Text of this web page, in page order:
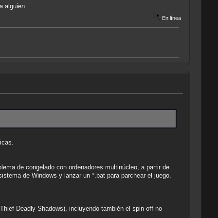
alguien...
En línea
de congelado con ordenadores multinúcleo, a partir de
de Windows y lanzar un *.bat para parchear el juego.
Deadly Shadows), incluyendo también el spin-off no